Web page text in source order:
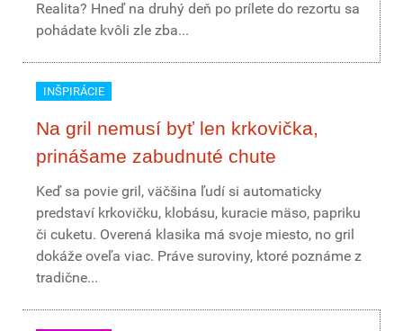
Realita? Hneď na druhý deň po prílete do rezortu sa
pohádate kvôli zle zba...
INŠPIRÁCIE
Na gril nemusí byť len krkovička,
prinášame zabudnuté chute
Keď sa povie gril, väčšina ľudí si automaticky
predstaví krkovičku, klobásu, kuracie mäso, papriku
či cuketu. Overená klasika má svoje miesto, no gril
dokáže oveľa viac. Práve suroviny, ktoré poznáme z
tradične...